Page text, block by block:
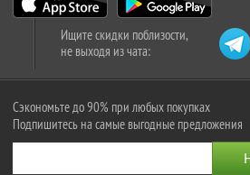
Ищите скидки поблизости,
не выходя из чата:
Сэкономьте до 90% при любых покупках
Подпишитесь на самые выгодные предложения